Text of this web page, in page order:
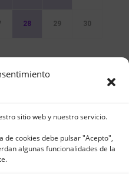
sitio web y nuestro servicio.
de cookies debe pulsar "Acepto",
algunas funcionalidades de la
28 29 30
Muelle Norte s/n |